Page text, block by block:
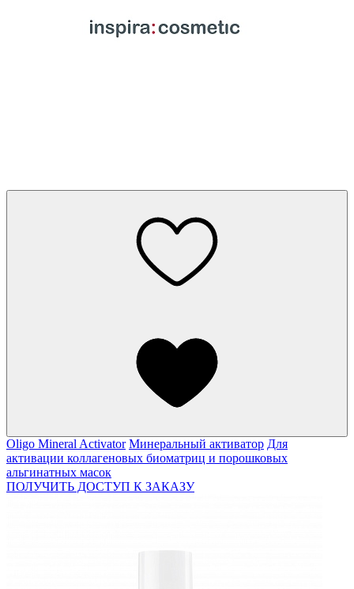
Oligo Mineral Activator Минеральный активатор Для
активации коллагеновых биоматриц и порошковых
альгинатных масок
ПОЛУЧИТЬ ДОСТУП К ЗАКАЗУ